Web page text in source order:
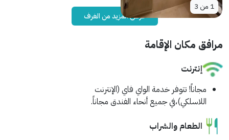
1 من 3
عرض المزيد من الغرف
مرافق مكان الإقامة
إنترنت
مجاناً! تتوفر خدمة الواي فاي (الإنترنت
اللاسلكي)،في جميع أنحاء الفندق مجاناً.
الطعام والشراب